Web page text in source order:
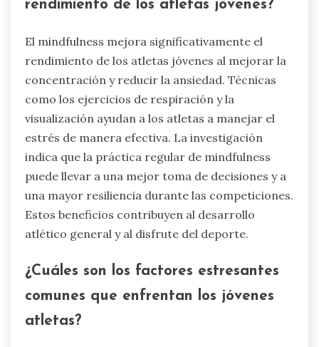
rendimiento de los atletas jóvenes?
El mindfulness mejora significativamente el
rendimiento de los atletas jóvenes al mejorar la
concentración y reducir la ansiedad. Técnicas
como los ejercicios de respiración y la
visualización ayudan a los atletas a manejar el
estrés de manera efectiva. La investigación
indica que la práctica regular de mindfulness
puede llevar a una mejor toma de decisiones y a
una mayor resiliencia durante las competiciones.
Estos beneficios contribuyen al desarrollo
atlético general y al disfrute del deporte.
¿Cuáles son los factores estresantes
comunes que enfrentan los jóvenes
atletas?